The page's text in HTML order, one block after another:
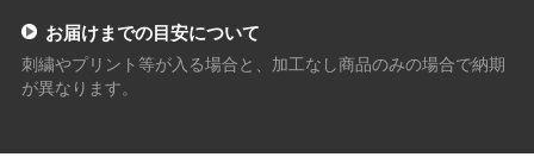
お届けまでの目安について
刺繍やプリント等が入る場合と、加工なし商品のみの場合で納期
が異なります。